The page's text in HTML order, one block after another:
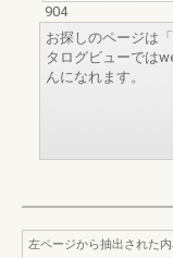
904
お探しのページは
タログビューでは
んになれます。
左ページから抽出された